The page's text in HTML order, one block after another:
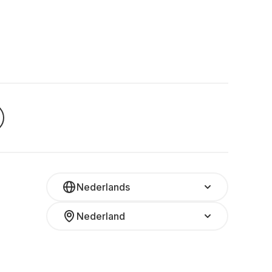
Nederlands
Nederland